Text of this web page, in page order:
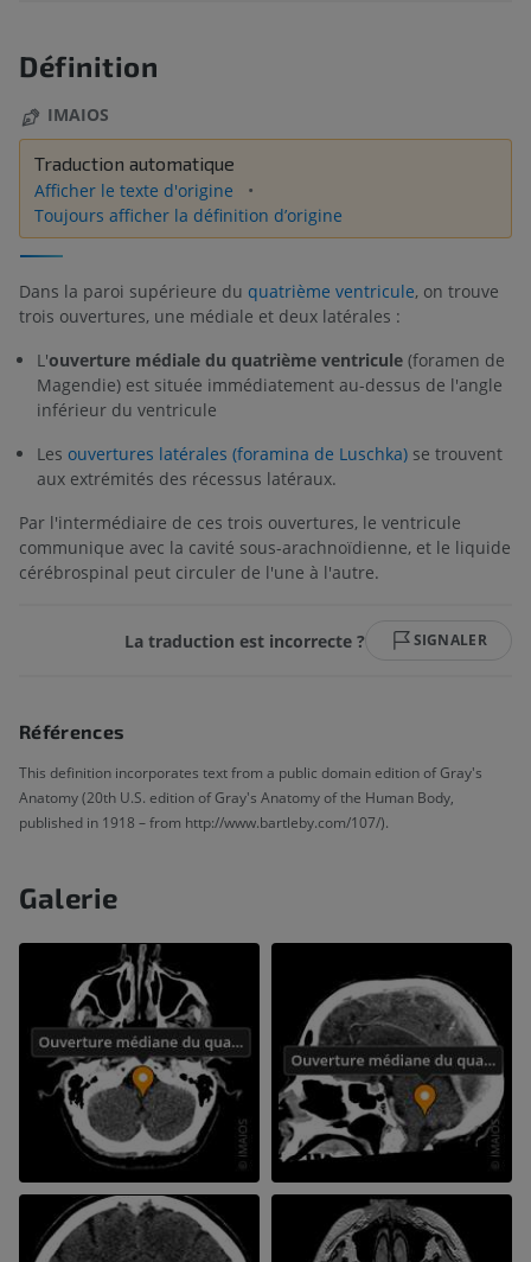
Définition
IMAIOS
Traduction automatique
Afficher le texte d'origine
Toujours afficher la définition d’origine
Dans la paroi supérieure du quatrième ventricule, on trouve
trois ouvertures, une médiale et deux latérales :
L'ouverture médiale du quatrième ventricule (foramen de
Magendie) est située immédiatement au-dessus de l'angle
inférieur du ventricule
Les ouvertures latérales (foramina de Luschka) se trouvent
aux extrémités des récessus latéraux.
Par l'intermédiaire de ces trois ouvertures, le ventricule
communique avec la cavité sous-arachnoïdienne, et le liquide
cérébrospinal peut circuler de l'une à l'autre.
La traduction est incorrecte ? SIGNALER
Références
This definition incorporates text from a public domain edition of Gray's
Anatomy (20th U.S. edition of Gray's Anatomy of the Human Body,
published in 1918 – from http://www.bartleby.com/107/).
Galerie